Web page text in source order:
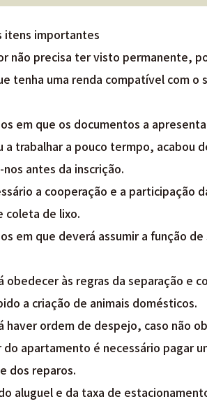
itens importantes
não precisa ter visto permanente,
tenha uma renda compatível com
em que os documentos a
a trabalhar a pouco termpo, acabou
antes da inscrição.
a cooperação e a
coleta de lixo.
em que deverá assumir a função
obedecer às regras da separação e
a criação de animais domésticos.
haver ordem de despejo, caso não
do apartamento é necessário pagar
dos reparos.
do aluguel e da taxa de